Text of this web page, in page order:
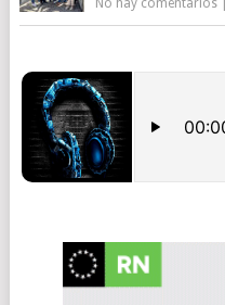
No hay comentarios|